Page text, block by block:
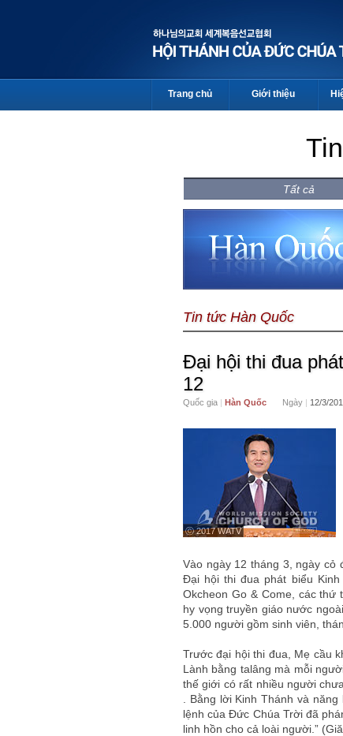
Trang chủ Giới thiệu
Tất cả
Tin tức Hàn Quốc
Đại hội thi đua
12
Quốc gia | Hàn Quốc Ngày | 12/3/
ⓒ 2017 WATV
Vào ngày 12 tháng 3, ngày cỏ
Đại hội thi đua phát biểu
Okcheon Go & Come, các
hy vọng truyền giáo nước
5.000 người gồm sinh viên,
Trước đại hội thi đua, Mẹ cầu
Lành bằng talâng mà mỗi
thế giới có rất nhiều người
. Bằng lời Kinh Thánh và
lệnh của Đức Chúa Trời đã
linh hồn cho cả loài người.”